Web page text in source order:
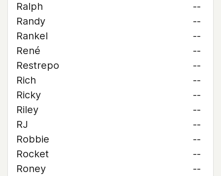
Ralph
--
Randy
--
Rankel
--
René
--
Restrepo
--
Rich
--
Ricky
--
Riley
--
RJ
--
Robbie
--
Rocket
--
Roney
--